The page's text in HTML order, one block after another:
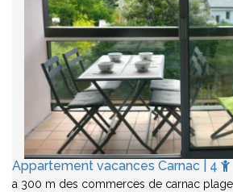
Appartement vacances Carnac | 4
a 300 m des commerces de carnac